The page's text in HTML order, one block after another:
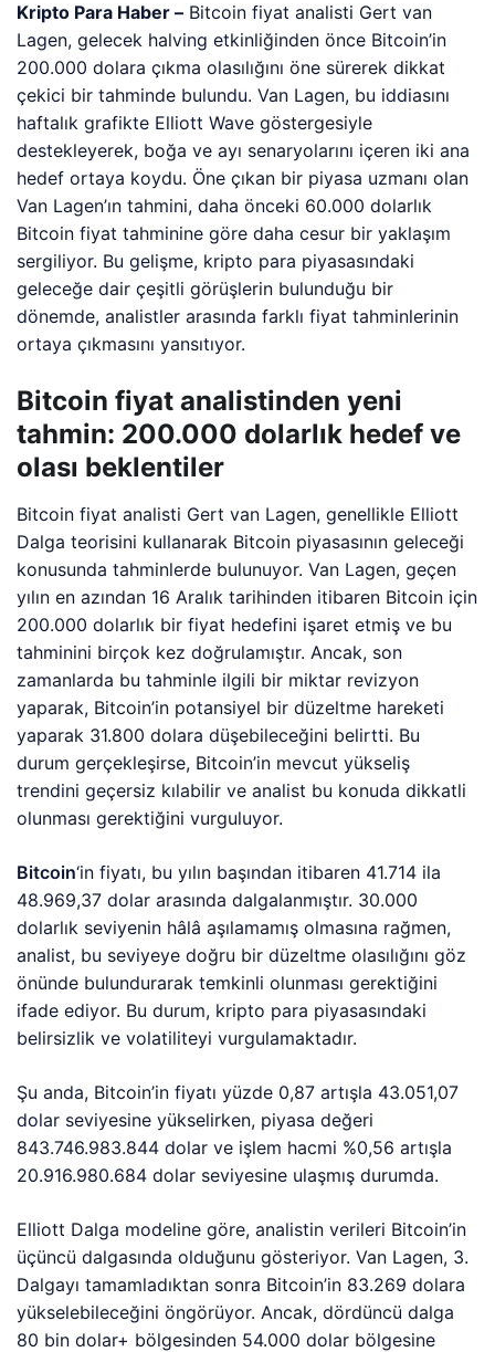
Kripto Para Haber – Bitcoin fiyat analisti Gert van
Lagen, gelecek halving etkinliğinden önce Bitcoin’in
200.000 dolara çıkma olasılığını öne sürerek dikkat
çekici bir tahminde bulundu. Van Lagen, bu iddiasını
haftalık grafikte Elliott Wave göstergesiyle
destekleyerek, boğa ve ayı senaryolarını içeren iki ana
hedef ortaya koydu. Öne çıkan bir piyasa uzmanı olan
Van Lagen’ın tahmini, daha önceki 60.000 dolarlık
Bitcoin fiyat tahminine göre daha cesur bir yaklaşım
sergiliyor. Bu gelişme, kripto para piyasasındaki
geleceğe dair çeşitli görüşlerin bulunduğu bir
dönemde, analistler arasında farklı fiyat tahminlerinin
ortaya çıkmasını yansıtıyor.
Bitcoin fiyat analistinden yeni
tahmin: 200.000 dolarlık hedef ve
olası beklentiler
Bitcoin fiyat analisti Gert van Lagen, genellikle Elliott
Dalga teorisini kullanarak Bitcoin piyasasının geleceği
konusunda tahminlerde bulunuyor. Van Lagen, geçen
yılın en azından 16 Aralık tarihinden itibaren Bitcoin için
200.000 dolarlık bir fiyat hedefini işaret etmiş ve bu
tahminini birçok kez doğrulamıştır. Ancak, son
zamanlarda bu tahminle ilgili bir miktar revizyon
yaparak, Bitcoin’in potansiyel bir düzeltme hareketi
yaparak 31.800 dolara düşebileceğini belirtti. Bu
durum gerçekleşirse, Bitcoin’in mevcut yükseliş
trendini geçersiz kılabilir ve analist bu konuda dikkatli
olunması gerektiğini vurguluyor.
Bitcoin‘in fiyatı, bu yılın başından itibaren 41.714 ila
48.969,37 dolar arasında dalgalanmıştır. 30.000
dolarlık seviyenin hâlâ aşılamamış olmasına rağmen,
analist, bu seviyeye doğru bir düzeltme olasılığını göz
önünde bulundurarak temkinli olunması gerektiğini
ifade ediyor. Bu durum, kripto para piyasasındaki
belirsizlik ve volatiliteyi vurgulamaktadır.
Şu anda, Bitcoin’in fiyatı yüzde 0,87 artışla 43.051,07
dolar seviyesine yükselirken, piyasa değeri
843.746.983.844 dolar ve işlem hacmi %0,56 artışla
20.916.980.684 dolar seviyesine ulaşmış durumda.
Elliott Dalga modeline göre, analistin verileri Bitcoin’in
üçüncü dalgasında olduğunu gösteriyor. Van Lagen, 3.
Dalgayı tamamladıktan sonra Bitcoin’in 83.269 dolara
yükselebileceğini öngörüyor. Ancak, dördüncü dalga
80 bin dolar+ bölgesinden 54.000 dolar bölgesine